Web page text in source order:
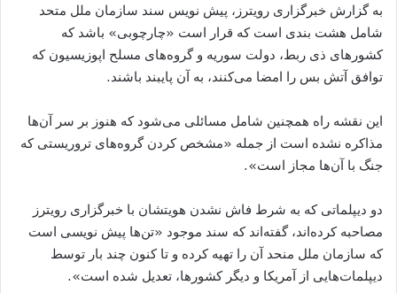
به گزارش خبرگزاری رویترز، پیش نویس سند سازمان ملل متحد
شامل هشت بندی است که قرار است «چارچوبی» باشد که
کشورهای ذی ربط، دولت سوریه و گروه‌های مسلح اپوزیسیون که
توافق آتش بس را امضا می‌کنند، به آن پایبند باشند.
این نقشه راه همچنین شامل مسائلی می‌شود که هنوز بر سر آن‌ها
مذاکره نشده است از جمله «مشخص کردن گروه‌های تروریستی که
جنگ با آن‌ها مجاز است».
دو دیپلماتی که به شرط فاش نشدن هویتشان با خبرگزاری رویترز
مصاحبه کرده‌اند، گفته‌اند که سند موجود «تن‌ها پیش نویسی است
که سازمان ملل منحد آن را تهیه کرده و تا کنون چند بار توسط
دیپلمات‌هایی از آمریکا و دیگر کشور‌ها، تعدیل شده است».